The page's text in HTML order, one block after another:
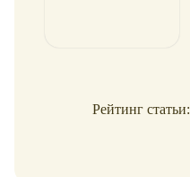
Рейтинг статьи: